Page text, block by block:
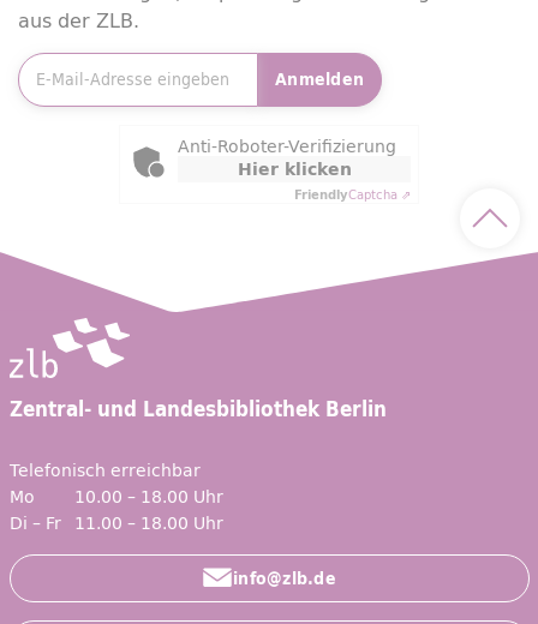
aus der ZLB.
Anmelden
Friendly Captcha
Anti-Roboter-Verifizierung
Hier klicken
FriendlyCaptcha ⇗
Zentral- und Landesbibliothek Berlin
Telefonisch erreichbar
Mo
10.00 – 18.00 Uhr
Di – Fr 11.00 – 18.00 Uhr
info@zlb.de